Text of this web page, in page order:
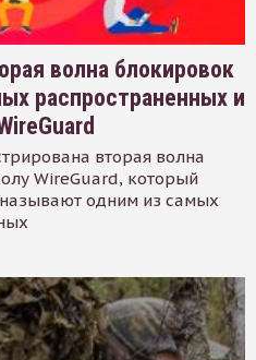
волна блокировок
распространенных и
вторая волна
WireGuard, который
одним из самых